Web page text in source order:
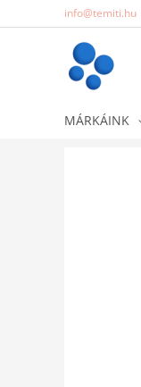
to
info@temiti.hu
MÁRKÁINK